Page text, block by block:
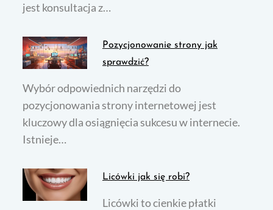
jest konsultacja z…
Pozycjonowanie strony jak
sprawdzić?
Wybór odpowiednich narzędzi do
pozycjonowania strony internetowej jest
kluczowy dla osiągnięcia sukcesu w internecie.
Istnieje…
Licówki jak się robi?
Licówki to cienkie płatki